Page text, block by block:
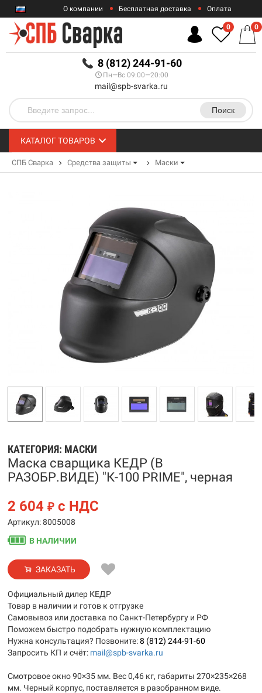
RUB
О компании Бесплатная доставка Оплата
Гарантии
8 (812) 244-91-60
Пн—Вс 09:00—20:00
mail@spb-svarka.ru
Поиск
0 0
КАТАЛОГ ТОВАРОВ
СПБ Сварка Средства защиты Маски
КАТЕГОРИЯ: МАСКИ
Маска сварщика КЕДР (В
РАЗОБР.ВИДЕ) "К-100 PRIME", черная
2 604 ₽ с НДС
Артикул: 8005008
В НАЛИЧИИ
ЗАКАЗАТЬ
Официальный дилер КЕДР
Товар в наличии и готов к отгрузке
Самовывоз или доставка по Санкт-Петербургу и РФ
Поможем быстро подобрать нужную комплектацию
Нужна консультация? Позвоните:8 (812) 244-91-60
Запросить КП и счёт: mail@spb-svarka.ru
Смотровое окно 90×35 мм. Вес 0,46 кг, габариты 270×235×268
мм. Черный корпус, поставляется в разобранном виде.